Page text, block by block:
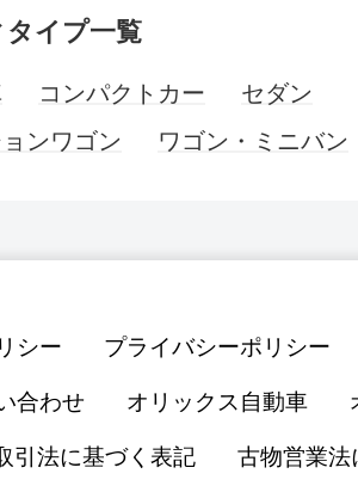
イプ一覧
コンパクトカー
セダン
ンワゴン
ワゴン・ミニバン
シー プライバシーポリシー
合わせ オリックス自動車
引法に基づく表記 古物営業法